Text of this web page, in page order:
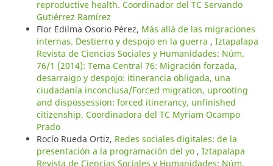
reproductive health. Coordinador del TC Servando
Gutiérrez Ramírez
Flor Edilma Osorio Pérez, Más allá de las migraciones
internas. Destierro y despojo en la guerra , Iztapalapa
Revista de Ciencias Sociales y Humanidades: Núm.
76/1 (2014): Tema Central 76: Migración forzada,
desarraigo y despojo: itinerancia obligada, una
ciudadanía inconclusa/Forced migration, uprooting
and dispossession: forced itinerancy, unfinished
citizenship. Coordinadora del TC Myriam Ocampo
Prado
Rocío Rueda Ortiz, Redes sociales digitales: de la
presentación a la programación del yo , Iztapalapa
Revista de Ciencias Sociales y Humanidades: Núm.